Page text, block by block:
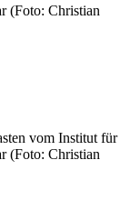
(Foto: Christian
vom Institut für
(Foto: Christian